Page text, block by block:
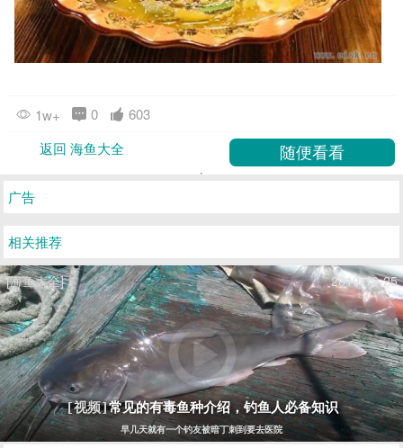
1w+ 0
603
返回 海鱼大全
广告
相关推荐
[海鱼大全] 2019-12-25
[视频]常见的有毒鱼种介绍，钓鱼人必备知识
早几天就有一个钓友被暗丁刺到要去医院